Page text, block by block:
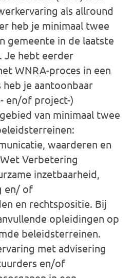
als allround
heb je minimaal twee
gemeente in de laatste
Je hebt eerder
WNRA-proces in een
heb je aantoonbaar
en/of project-)
van minimaal twee
waarderen en
Verbetering
inzetbaarheid,
en/ of
en rechtspositie. Bij
opleidingen op
beleidsterreinen.
met advisering
en/of